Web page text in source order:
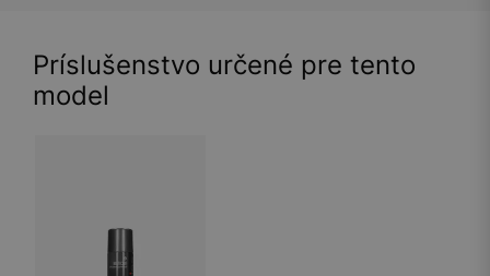
Príslušenstvo určené pre tento
model